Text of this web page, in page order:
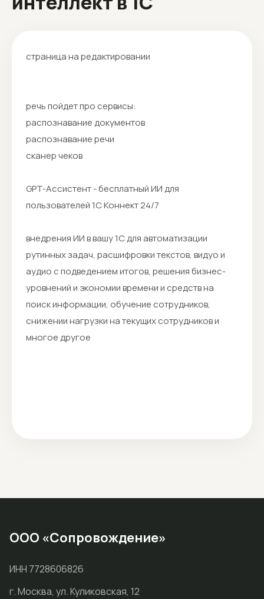
страница на редактировании
речь пойдет про сервисы:
распознавание документов
распознавание речи
сканер чеков
GPT-Ассистент - бесплатный ИИ для
пользователей 1С Коннект 24/7
внедрения ИИ в вашу 1С для автоматизации
рутинных задач, расшифровки текстов, видуо и
аудио с подведением итогов, решения бизнес-
уровнений и экономии времени и средств на
поиск информации, обучение сотрудников,
снижении нагрузки на текущих сотрудников и
многое другое
ООО «Сопровождение»
ИНН 7728606826
г. Москва, ул. Куликовская, 12